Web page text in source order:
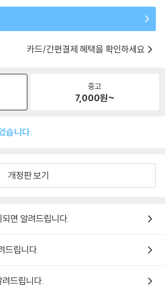
카드/간편결제 혜택을 확인하세요
중고
7,000원~
습니다.
개정판 보기
면 알려드립니다.
드립니다.
드립니다.